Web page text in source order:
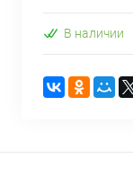
В наличии